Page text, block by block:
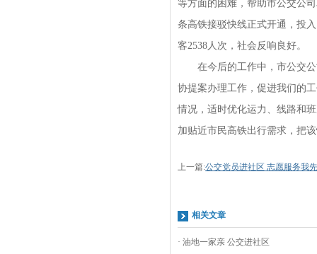
等方面的困难，帮助市公交公
条高铁接驳快线正式开通，投
客2538人次，社会反响良好。
在今后的工作中，市公交公
协提案办理工作，促进我们的
情况，适时优化运力、线路和
加贴近市民高铁出行需求，把
上一篇:公交党员进社区 志愿服务我
相关文章
· 油地一家亲 公交进社区